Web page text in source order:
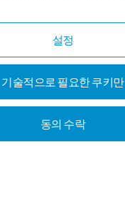
설정
기술적으로 필요한 쿠키만
동의 수락